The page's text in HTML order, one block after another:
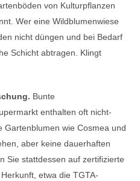
von Kulturpflanzen
Wer eine Wildblumenwiese
nicht düngen und bei Bedarf
Schicht abtragen. Klingt
Bunte
enthalten oft nicht-
Gartenblumen wie Cosmea und
aber keine dauerhaften
Sie stattdessen auf zertifizierte
etwa die TGTA-